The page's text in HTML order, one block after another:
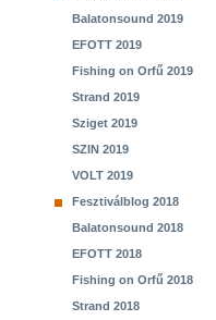
Balatonsound 2019
EFOTT 2019
Fishing on Orfű 2019
Strand 2019
Sziget 2019
SZIN 2019
VOLT 2019
Fesztiválblog 2018
Balatonsound 2018
EFOTT 2018
Fishing on Orfű 2018
Strand 2018